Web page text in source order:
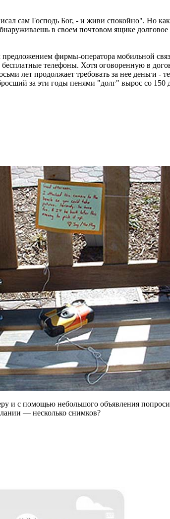
сам Господь Бог, - и живи спокойно". Но
в своем почтовом ящике долговое
фирмы-оператора мобильной
телефоны. Хотя оговоренную в
лет продолжает требовать за нее деньги -
за эти годы пенями "долг" вырос со 150
и с помощью небольшого объявления
— несколько снимков?